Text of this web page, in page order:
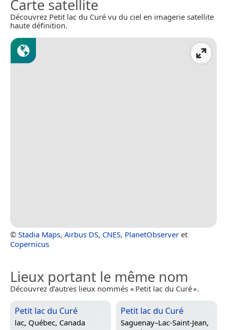
Carte satellite
Découvrez Petit lac du Curé vu du ciel en imagerie satellite
haute définition.
© Stadia Maps, Airbus DS, CNES, PlanetObserver et
Copernicus
Lieux portant le même nom
Découvrez d’autres lieux nommés « Petit lac du Curé ».
Petit lac du Curé
lac, Québec, Canada
Petit lac du Curé
Saguenay–Lac-Saint-Jean,